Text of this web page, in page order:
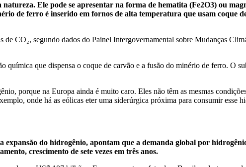
Ele pode se apresentar na forma de hematita (Fe2O3) ou
de ferro é inserido em fornos de alta temperatura que usam coque
CO₂, segundo dados do Painel Intergovernamental sobre Mudanças
que dispensa o coque de carvão e a fusão do minério de ferro. O
porque na Europa ainda é muito caro. Eles não têm as mesmas
onde há as eólicas eter uma siderúrgica próxima para consumir esse
expansão do hidrogênio, apontam que a demanda global por
crescimento de sete vezes em três anos.